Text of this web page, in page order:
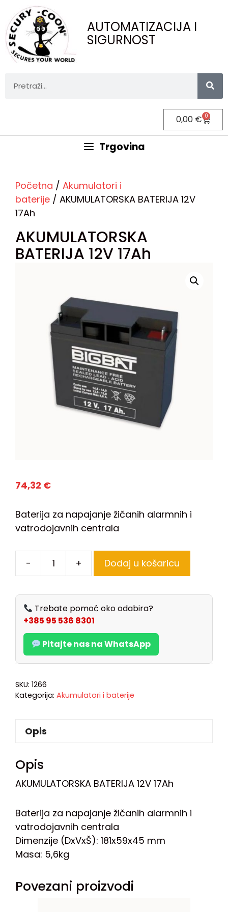
AUTOMATIZACIJA I
SIGURNOST
0,00 € 0
Trgovina
Početna / Akumulatori i
baterije / AKUMULATORSKA BATERIJA 12V
17Ah
AKUMULATORSKA
BATERIJA 12V 17Ah
74,32 €
Baterija za napajanje žičanih alarmnih i
vatrodojavnih centrala
- + Dodaj u košaricu
Trebate pomoć oko odabira?
+385 95 536 8301
Pitajte nas na WhatsApp
SKU: 1266
Kategorija: Akumulatori i baterije
Opis
Opis
AKUMULATORSKA BATERIJA 12V 17Ah
Baterija za napajanje žičanih alarmnih i
vatrodojavnih centrala
Dimenzije (DxVxŠ): 181x59x45 mm
Masa: 5,6kg
Povezani proizvodi